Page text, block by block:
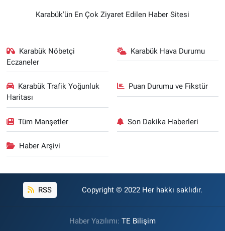
Karabük'ün En Çok Ziyaret Edilen Haber Sitesi
Karabük Nöbetçi
Eczaneler
Karabük Hava Durumu
Karabük Trafik Yoğunluk
Haritası
Puan Durumu ve Fikstür
Tüm Manşetler Son Dakika Haberleri
Haber Arşivi
RSS Copyright © 2022 Her hakkı saklıdır.
Haber Yazılımı: TE Bilişim